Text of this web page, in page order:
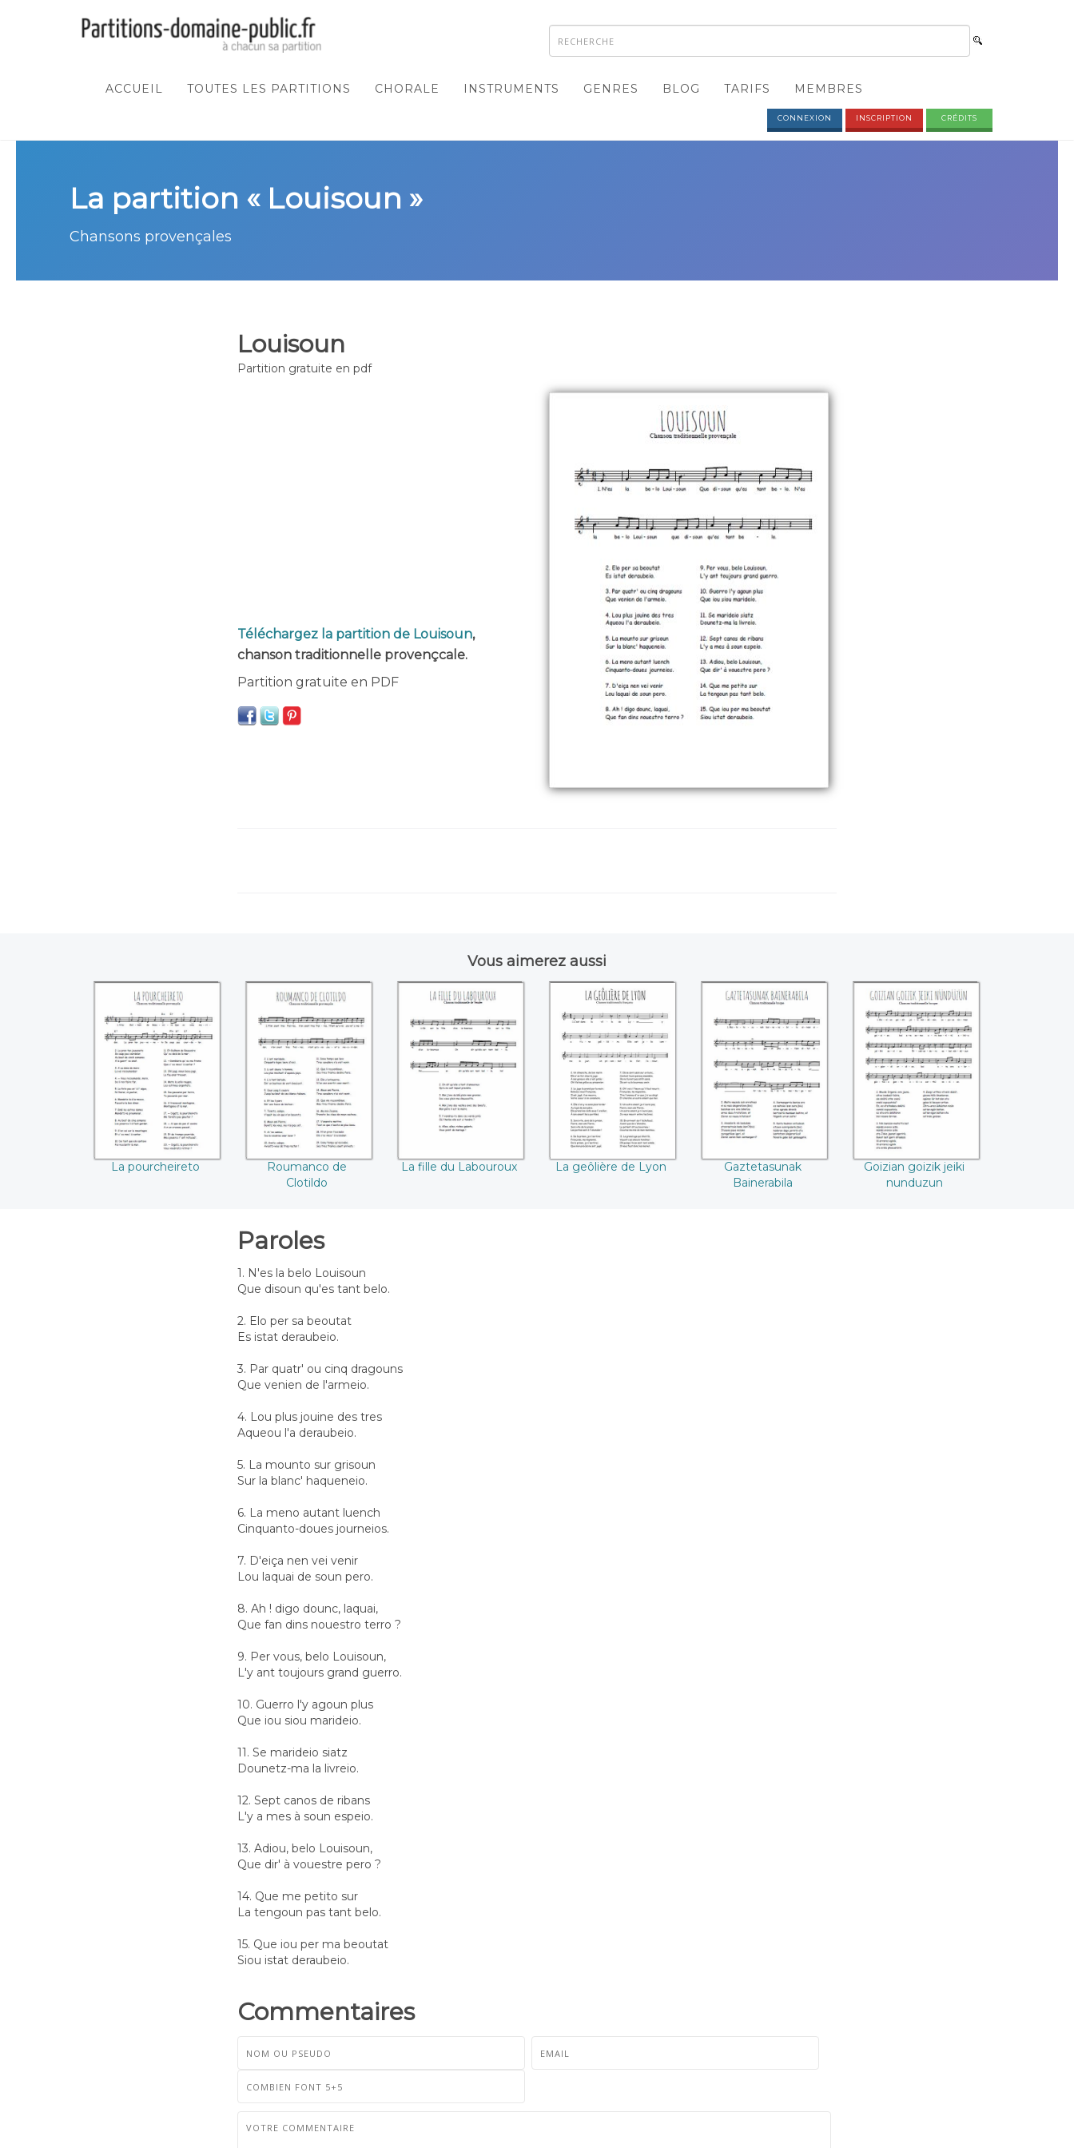
ACCUEIL TOUTES LES PARTITIONS CHORALE INSTRUMENTS GENRES BLOG TARIFS MEMBRES
CONNEXION INSCRIPTION CRÉDITS
La partition « Louisoun »
Chansons provençales
Louisoun
Partition gratuite en pdf
Téléchargez la partition de Louisoun,
chanson traditionnelle provençcale.
Partition gratuite en PDF
Vous aimerez aussi
La pourcheireto
La pourcheireto
Roumanco de
Clotildo
Roumanco de
Clotildo
La fille du
Labouroux
La fille du Labouroux
La geôlière de Lyon
La geôlière de Lyon
Gaztetasunak
Bainerabila
Gaztetasunak
Bainerabila
Goizian goizik jeiki
nunduzun
Goizian goizik jeiki
nunduzun
Paroles
1. N'es la belo Louisoun
Que disoun qu'es tant belo.
2. Elo per sa beoutat
Es istat deraubeio.
3. Par quatr' ou cinq dragouns
Que venien de l'armeio.
4. Lou plus jouine des tres
Aqueou l'a deraubeio.
5. La mounto sur grisoun
Sur la blanc' haqueneio.
6. La meno autant luench
Cinquanto-doues journeios.
7. D'eiça nen vei venir
Lou laquai de soun pero.
8. Ah ! digo dounc, laquai,
Que fan dins nouestro terro ?
9. Per vous, belo Louisoun,
L'y ant toujours grand guerro.
10. Guerro l'y agoun plus
Que iou siou marideio.
11. Se marideio siatz
Dounetz-ma la livreio.
12. Sept canos de ribans
L'y a mes à soun espeio.
13. Adiou, belo Louisoun,
Que dir' à vouestre pero ?
14. Que me petito sur
La tengoun pas tant belo.
15. Que iou per ma beoutat
Siou istat deraubeio.
Commentaires